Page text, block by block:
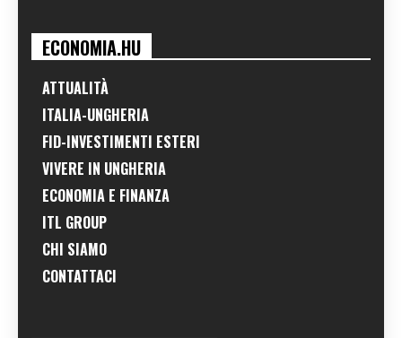
ECONOMIA.HU
ATTUALITÀ
ITALIA-UNGHERIA
FID-INVESTIMENTI ESTERI
VIVERE IN UNGHERIA
ECONOMIA E FINANZA
ITL GROUP
CHI SIAMO
CONTATTACI